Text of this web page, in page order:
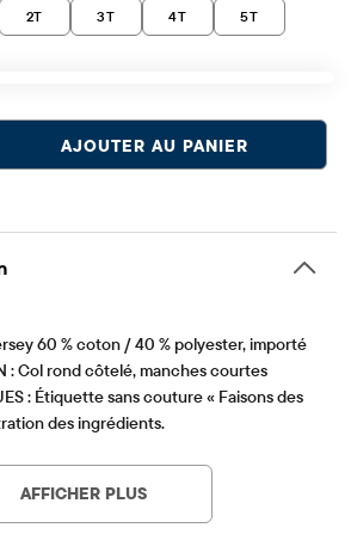
2T 3T 4T 5T
AJOUTER AU PANIER
60 % coton / 40 % polyester, importé
: Col rond côtelé, manches courtes
: Étiquette sans couture « Faisons des
des ingrédients.
AFFICHER PLUS